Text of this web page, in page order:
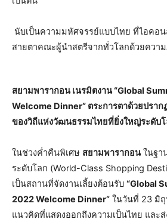
นับเป็นความมหัศจรรย์แบบไทย ที่ไอคอ
สายตาคณะผู้นำสตรีจากทั่วโลกด้วยควา
สยามพารากอน เนรมิตงาน “Global
Welcome Dinner” ตระการตาด้วยปรา
ของวิถีแห่งวัฒนธรรมไทยที่ยิ่งใหญ่ระดับ
ในช่วงค่ำคืนพิเศษ สยามพารากอน ในฐา
ระดับโลก (World-Class Shopping
เป็นสถานที่จัดงานเลี้ยงต้อนรับ “Global
2022 Welcome Dinner” ในวันที่ 23 มิ
แนวคิดที่แสดงออกถึงความเป็นไทย และ